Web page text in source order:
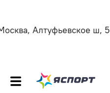
Алтуфьевское ш, 56